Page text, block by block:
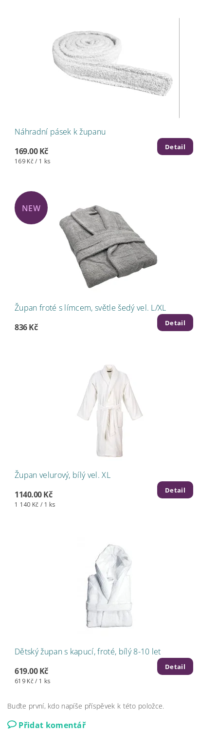
Náhradní pásek k županu
169.00 Kč
169 Kč / 1 ks
Detail
NEW
Župan froté s límcem, světle šedý vel. L/XL
836 Kč
Detail
Župan velurový, bílý vel. XL
1140.00 Kč
1 140 Kč / 1 ks
Detail
Dětský župan s kapucí, froté, bílý 8-10 let
619.00 Kč
619 Kč / 1 ks
Detail
Buďte první, kdo napíše příspěvek k této položce.
Přidat komentář